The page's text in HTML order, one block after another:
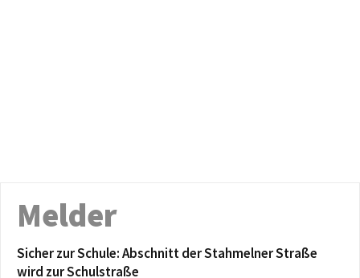
Melder
Sicher zur Schule: Abschnitt der Stahmelner Straße
wird zur Schulstraße